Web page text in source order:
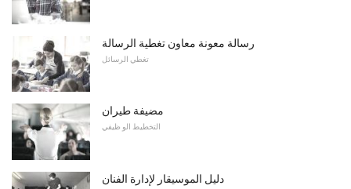
رسالة معونة معاون تغطية الرسالة
تغطي الرسائل
مضيفة طيران
التخطيط الو ظيفي
دليل الموسيقار لإدارة الفنان